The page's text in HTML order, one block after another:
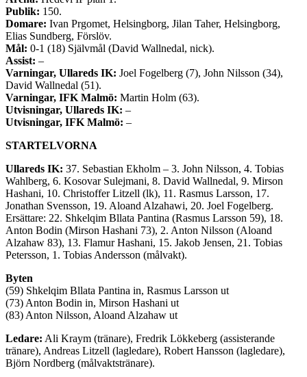
Publik: 150.
Domare: Ivan Prgomet, Helsingborg, Jilan Taher, Helsingborg,
Elias Sundberg, Förslöv.
Mål: 0-1 (18) Självmål (David Wallnedal, nick).
Assist: –
Varningar, Ullareds IK: Joel Fogelberg (7), John Nilsson (34),
David Wallnedal (51).
Varningar, IFK Malmö: Martin Holm (63).
Utvisningar, Ullareds IK: –
Utvisningar, IFK Malmö: –
STARTELVORNA
Ullareds IK: 37. Sebastian Ekholm – 3. John Nilsson, 4. Tobias
Wahlberg, 6. Kosovar Sulejmani, 8. David Wallnedal, 9. Mirson
Hashani, 10. Christoffer Litzell (lk), 11. Rasmus Larsson, 17.
Jonathan Svensson, 19. Aloand Alzahawi, 20. Joel Fogelberg.
Ersättare: 22. Shkelqim Bllata Pantina (Rasmus Larsson 59), 18.
Anton Bodin (Mirson Hashani 73), 2. Anton Nilsson (Aloand
Alzahaw 83), 13. Flamur Hashani, 15. Jakob Jensen, 21. Tobias
Petersson, 1. Tobias Andersson (målvakt).
Byten
(59) Shkelqim Bllata Pantina in, Rasmus Larsson ut
(73) Anton Bodin in, Mirson Hashani ut
(83) Anton Nilsson, Aloand Alzahaw ut
Ledare: Ali Kraym (tränare), Fredrik Lökkeberg (assisterande
tränare), Andreas Litzell (lagledare), Robert Hansson (lagledare),
Björn Nordberg (målvaktstränare).